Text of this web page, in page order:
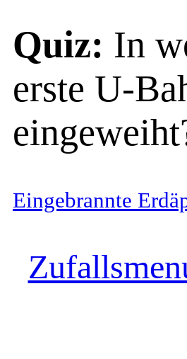
Quiz: In
erste U-
Eingebrannte